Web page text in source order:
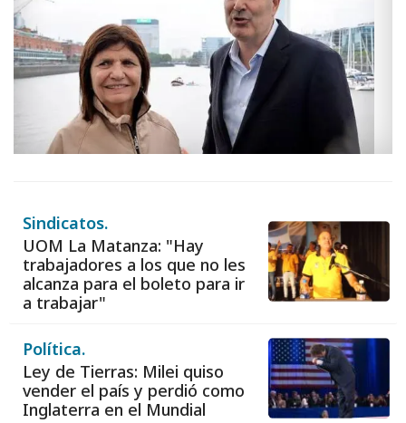
Sindicatos.
UOM La Matanza: "Hay
trabajadores a los que no les
alcanza para el boleto para ir
a trabajar"
Política.
Ley de Tierras: Milei quiso
vender el país y perdió como
Inglaterra en el Mundial